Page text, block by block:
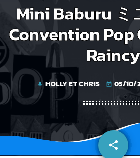
Mini Baburu ミ
Convention Pop
Raincy
mic HOLLY ET CHRIS today 05/10/
share
email